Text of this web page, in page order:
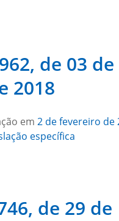
de 03 de
2018
em 2 de fevereiro de
específica
de 29 de